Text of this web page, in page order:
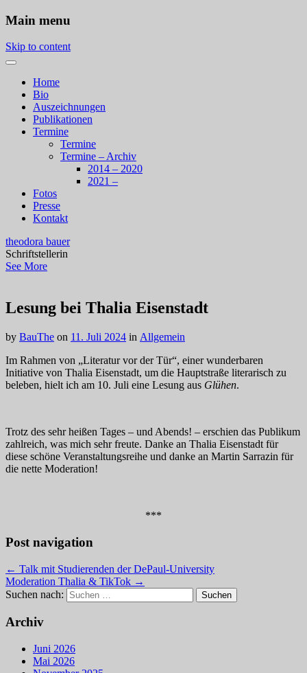
Main menu
Skip to content
Home
Bio
Auszeichnungen
Publikationen
Termine
Termine
Termine – Archiv
2014 – 2020
2021 –
Fotos
Presse
Kontakt
theodora bauer
Schriftstellerin
See More
Lesung bei Thalia Eisenstadt
by BauThe on 11. Juli 2024 in Allgemein
Im Rahmen von „Literatur vor der Tür“, einer wunderbaren
Initiative von Thalia Eisenstadt, um die Hauptstraße literarisch zu
beleben, hielt ich am 10. Juli eine Lesung aus Glühen.
Trotz des sehr heißen Tages – und Abends! – erschien das Publikum
zahlreich, was mich sehr freute. Danke an Thalia Eisenstadt für
diese schöne Veranstaltungsreihe und danke an Martin Sarrazin für
die nette Moderation!
***
Post navigation
← Talk mit Studierenden der DePaul-University
Moderation Thalia & TikTok →
Suchen nach:
Archiv
Juni 2026
Mai 2026